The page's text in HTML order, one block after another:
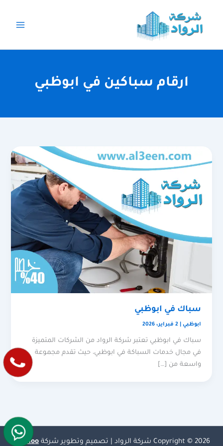
المحتوى
ارقام سباكين في ابوظبي
سباك في ابوظبي
ابوظبي |2 فبراير، 2026
سباك في ابوظبي تعتبر شركة الرواد من الشركات المتميزة
في مجال خدمات السباكة في ابوظبي، حيث تقدم مجموعة
واسعة من […]
Copyright © 2026 شركة الرواد | تصميم وتطوير شركة Olymoo